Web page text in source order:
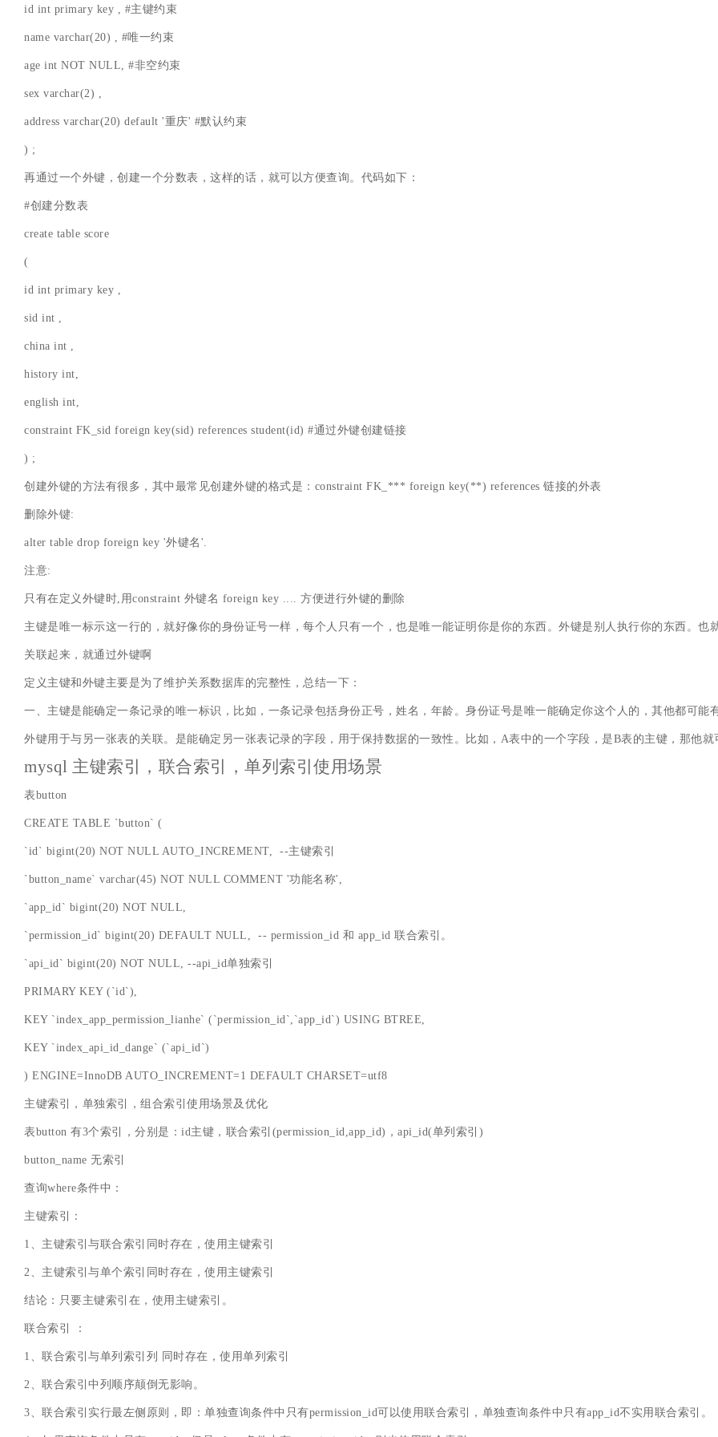
id int primary key , #主键约束
name varchar(20) , #唯一约束
age int NOT NULL, #非空约束
sex varchar(2) ,
address varchar(20) default '重庆' #默认约束
) ;
再通过一个外键，创建一个分数表，这样的话，就可以方便查询。代码如下：
#创建分数表
create table score
(
id int primary key ,
sid int ,
china int ,
history int,
english int,
constraint FK_sid foreign key(sid) references student(id) #通过外键创建链接
) ;
创建外键的方法有很多，其中最常见创建外键的格式是：constraint FK_*** foreign key(**) references 链接的外表
删除外键:
alter table drop foreign key '外键名'.
注意:
只有在定义外键时,用constraint 外键名 foreign key .... 方便进行外键的删除
主键是唯一标示这一行的，就好像你的身份证号一样，每个人只有一个，也是唯一能证明你是你的东西。外键是别人执行你的东西。
关联起来，就通过外键啊
定义主键和外键主要是为了维护关系数据库的完整性，总结一下：
一、主键是能确定一条记录的唯一标识，比如，一条记录包括身份正号，姓名，年龄。身份证号是唯一能确定你这个人的，其他都可能
外键用于与另一张表的关联。是能确定另一张表记录的字段，用于保持数据的一致性。比如，A表中的一个字段，是B表的主键，那他就
mysql 主键索引，联合索引，单列索引使用场景
表button
CREATE TABLE `button` (
`id` bigint(20) NOT NULL AUTO_INCREMENT, --主键索引
`button_name` varchar(45) NOT NULL COMMENT '功能名称',
`app_id` bigint(20) NOT NULL,
`permission_id` bigint(20) DEFAULT NULL, -- permission_id 和 app_id 联合索引。
`api_id` bigint(20) NOT NULL, --api_id单独索引
PRIMARY KEY (`id`),
KEY `index_app_permission_lianhe` (`permission_id`,`app_id`) USING BTREE,
KEY `index_api_id_dange` (`api_id`)
) ENGINE=InnoDB AUTO_INCREMENT=1 DEFAULT CHARSET=utf8
主键索引，单独索引，组合索引使用场景及优化
表button 有3个索引，分别是：id主键，联合索引(permission_id,app_id)，api_id(单列索引)
button_name 无索引
查询where条件中：
主键索引：
1、主键索引与联合索引同时存在，使用主键索引
2、主键索引与单个索引同时存在，使用主键索引
结论：只要主键索引在，使用主键索引。
联合索引 ：
1、联合索引与单列索引列 同时存在，使用单列索引
2、联合索引中列顺序颠倒无影响。
3、联合索引实行最左侧原则，即：单独查询条件中只有permission_id可以使用联合索引，单独查询条件中只有app_id不实用联合索引。